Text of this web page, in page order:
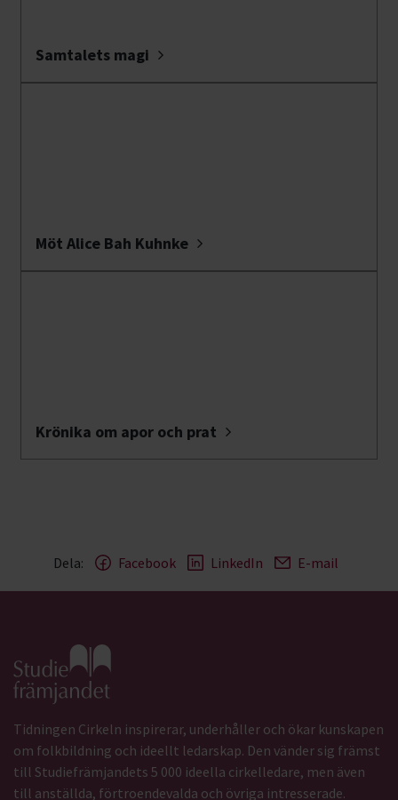
Samtalets magi
Möt Alice Bah Kuhnke
Krönika om apor och prat
Dela: Facebook LinkedIn E-mail
Gå till studiefrämjandets startsida
Tidningen Cirkeln inspirerar, underhåller och ökar kunskapen
om folkbildning och ideellt ledarskap. Den vänder sig främst
till Studiefrämjandets 5 000 ideella cirkelledare, men även
till anställda, förtroendevalda och övriga intresserade.